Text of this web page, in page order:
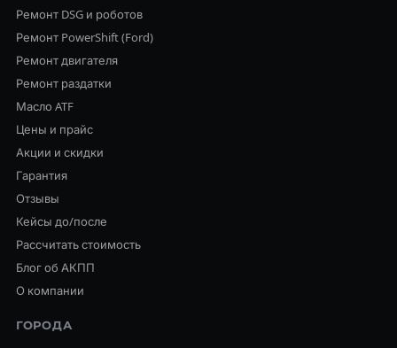
Ремонт DSG и роботов
Ремонт PowerShift (Ford)
Ремонт двигателя
Ремонт раздатки
Масло ATF
Цены и прайс
Акции и скидки
Гарантия
Отзывы
Кейсы до/после
Рассчитать стоимость
Блог об АКПП
О компании
ГОРОДА